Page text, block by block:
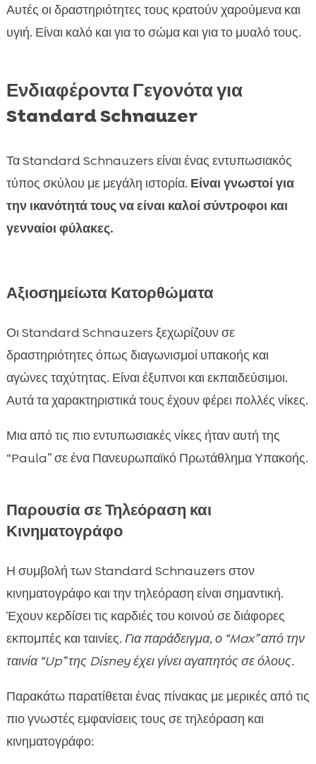
Αυτές οι δραστηριότητες τους κρατούν χαρούμενα και
υγιή. Είναι καλό και για το σώμα και για το μυαλό τους.
Ενδιαφέροντα Γεγονότα για
Standard Schnauzer
Τα Standard Schnauzers είναι ένας εντυπωσιακός
τύπος σκύλου με μεγάλη ιστορία. Είναι γνωστοί για
την ικανότητά τους να είναι καλοί σύντροφοι και
γενναίοι φύλακες.
Αξιοσημείωτα Κατορθώματα
Οι Standard Schnauzers ξεχωρίζουν σε
δραστηριότητες όπως διαγωνισμοί υπακοής και
αγώνες ταχύτητας. Είναι έξυπνοι και εκπαιδεύσιμοι.
Αυτά τα χαρακτηριστικά τους έχουν φέρει πολλές νίκες.
Μια από τις πιο εντυπωσιακές νίκες ήταν αυτή της
“Paula” σε ένα Πανευρωπαϊκό Πρωτάθλημα Υπακοής.
Παρουσία σε Τηλεόραση και
Κινηματογράφο
Η συμβολή των Standard Schnauzers στον
κινηματογράφο και την τηλεόραση είναι σημαντική.
Έχουν κερδίσει τις καρδιές του κοινού σε διάφορες
εκπομπές και ταινίες. Για παράδειγμα, ο “Max” από την
ταινία “Up” της Disney έχει γίνει αγαπητός σε όλους.
Παρακάτω παρατίθεται ένας πίνακας με μερικές από τις
πιο γνωστές εμφανίσεις τους σε τηλεόραση και
κινηματογράφο: